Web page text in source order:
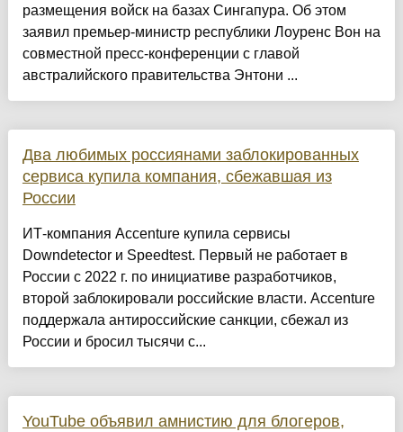
размещения войск на базах Сингапура. Об этом
заявил премьер-министр республики Лоуренс Вон на
совместной пресс-конференции с главой
австралийского правительства Энтони ...
Два любимых россиянами заблокированных
сервиса купила компания, сбежавшая из
России
ИТ-компания Accenture купила сервисы
Downdetector и Speedtest. Первый не работает в
России с 2022 г. по инициативе разработчиков,
второй заблокировали российские власти. Accenture
поддержала антироссийские санкции, сбежал из
России и бросил тысячи с...
YouTube объявил амнистию для блогеров,